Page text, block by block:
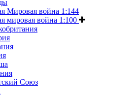
Мировая война 1:144
мировая война 1:100
Союз